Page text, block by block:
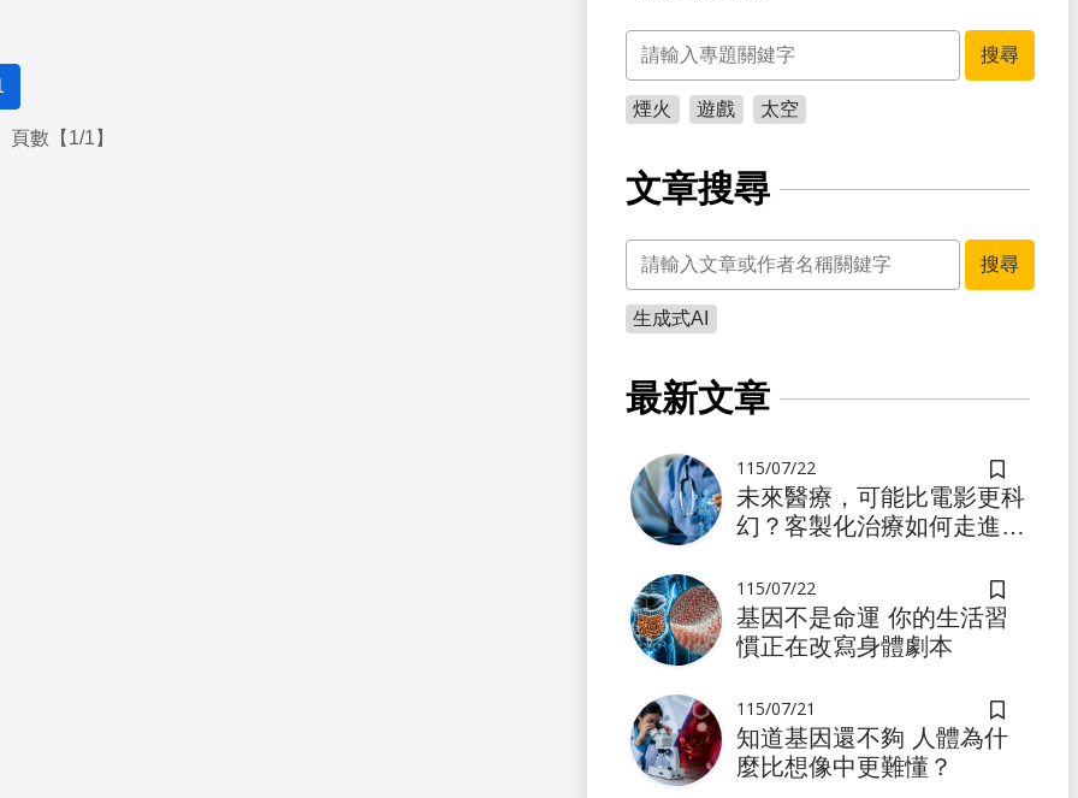
數【1/1】
關鍵字
搜尋
煙火 遊戲 太空
文章搜尋
關鍵字
搜尋
生成式AI
最新文章
儲存書籤
115/07/22
未來醫療，可能比電影更科
幻？客製化治療如何走進真
儲存書籤
115/07/22
基因不是命運 你的生活習
慣正在改寫身體劇本
儲存書籤
115/07/21
知道基因還不夠 人體為什
麼比想像中更難懂？